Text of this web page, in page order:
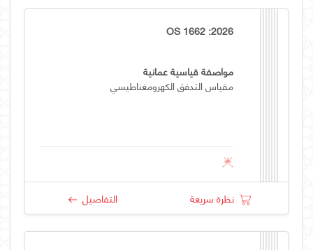
OS 1662 :2026
مواصفة قياسية عمانية
مقياس التدفق الكهرومغناطيسي
نظرة سريعة التفاصيل